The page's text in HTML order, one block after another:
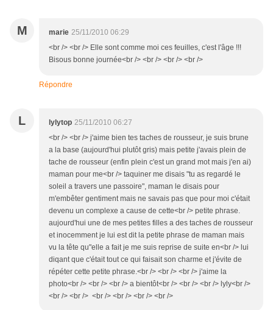
M marie 25/11/2010 06:29
<br /> <br /> Elle sont comme moi ces feuilles, c'est l'âge !!!
Bisous bonne journée<br /> <br /> <br /> <br />
Répondre
L lylytop 25/11/2010 06:27
<br /> <br /> j'aime bien tes taches de rousseur, je suis brune
a la base (aujourd'hui plutôt gris) mais petite j'avais plein de
tache de rousseur (enfin plein c'est un grand mot mais j'en ai)
maman pour me<br /> taquiner me disais "tu as regardé le
soleil a travers une passoire", maman le disais pour
m'embêter gentiment mais ne savais pas que pour moi c'était
devenu un complexe a cause de cette<br /> petite phrase.
aujourd'hui une de mes petites filles a des taches de rousseur
et inocemment je lui est dit la petite phrase de maman mais
vu la tête qu"elle a fait je me suis reprise de suite en<br /> lui
diqant que c'était tout ce qui faisait son charme et j'évite de
répéter cette petite phrase.<br /> <br /> <br /> j'aime la
photo<br /> <br /> <br /> a bientôt<br /> <br /> <br /> lyly<br />
<br /> <br /> <br /> <br /> <br /> <br />